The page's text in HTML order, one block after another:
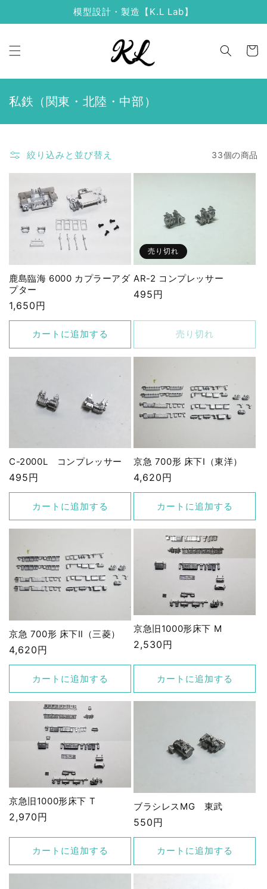
進む
模型設計・製造【K.L Lab】
ー
コ
ョ
私鉄（関東・北陸・中部）
絞り込みと並び替え 33個の商品
鹿島臨海 6000 カプラーアダ
プター
通
常
格
1,650円
カートに追加する
売り切れ
AR-2 コンプレッサー
通
価
495円
売り切れ
C-2000L コンプレッサー
通
常
格
495円
カートに追加する
京急 700形 床下Ⅰ（東洋）
通
常
格
4,620円
カートに追加する
京急 700形 床下Ⅱ（三菱）
通
常
格
4,620円
カートに追加する
京急旧1000形床下 M
通
2,530円
カートに追加する
京急旧1000形床下 T
通
2,970円
カートに追加する
ブラシレスMG 東武
通
常
格
550円
カートに追加する